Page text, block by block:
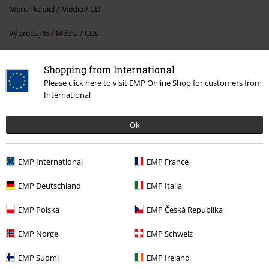
Shopping from International
Please click here to visit EMP Online Shop for customers from
International
Ok
EMP International EMP France
EMP Deutschland EMP Italia
EMP Polska EMP Česká Republika
EMP Norge EMP Schweiz
EMP Suomi EMP Ireland
Merch kapiel Média CD
Výpredaj % Média CDs
Merch kapiel Top Bands Eisbrecher CD
15%
E-Mail Newsletter
Získajte 15% zľavový poukaz, keď sa prihlásite
Týmto súhlasím so zasielaním EMP Newslettra a súhlasím s tým, že
pravidelne mi posielať informácie o svojich produktoch. Moje osobné